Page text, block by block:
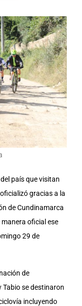
país que visitan
gracias a la
de Cundinamarca
oficial ese
29 de
de
Tabio se destinaron
incluyendo